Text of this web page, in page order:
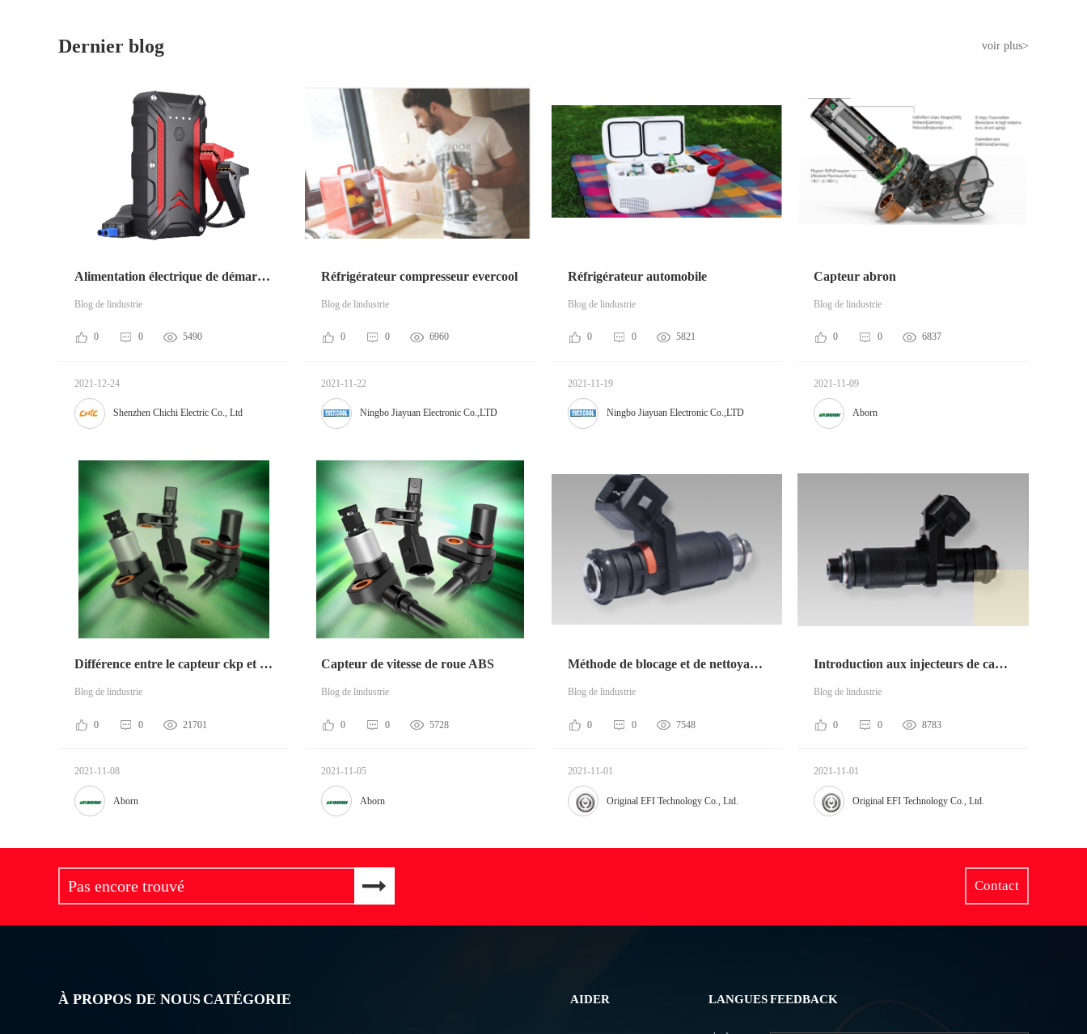
Dernier blog voir plus>
Alimentation électrique de démarrage d’urgence
Blog de lindustrie
0 0 5490
2021-12-24
Shenzhen Chichi Electric Co., Ltd
Réfrigérateur compresseur evercool
Blog de lindustrie
0 0 6960
2021-11-22
Ningbo Jiayuan Electronic Co.,LTD
Réfrigérateur automobile
Blog de lindustrie
0 0 5821
2021-11-19
Ningbo Jiayuan Electronic Co.,LTD
Capteur abron
Blog de lindustrie
0 0 6837
2021-11-09
Aborn
Différence entre le capteur ckp et le capteur CMP
Blog de lindustrie
0 0 21701
2021-11-08
Aborn
Capteur de vitesse de roue ABS
Blog de lindustrie
0 0 5728
2021-11-05
Aborn
Méthode de blocage et de nettoyage de la buse d'injection de carburant
Blog de lindustrie
0 0 7548
2021-11-01
Original EFI Technology Co., Ltd.
Introduction aux injecteurs de carburant
Blog de lindustrie
0 0 8783
2021-11-01
Original EFI Technology Co., Ltd.
Contact
À PROPOS DE NOUS CATÉGORIE AIDER LANGUES FEEDBACK